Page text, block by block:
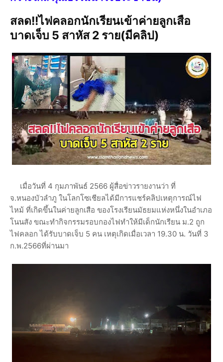
สลด!!ไฟคลอกนักเรียนเข้าค่ายลูกเสือ
บาดเจ็บ 5 สาหัส 2 ราย(มีคลิป)
เมื่อวันที่ 4 กุมภาพันธ์ 2566 ผู้สื่อข่าวรายงานว่า ที่
จ.หนองบัวลำภู ในโลกโซเชียลได้มีการแชร์คลิปเหตุการณ์ไฟ
ไหม้ ที่เกิดขึ้นในค่ายลูกเสือ ของโรงเรียนมัธยมแห่งหนึ่งในอำเภอ
โนนสัง ขณะทำกิจกรรมรอบกองไฟทำให้มีเด็กนักเรียน ม.2 ถูก
ไฟคลอก ได้รับบาดเจ็บ 5 คน เหตุเกิดเมื่อเวลา 19.30 น. วันที่ 3
ก.พ.2566ที่ผ่านมา